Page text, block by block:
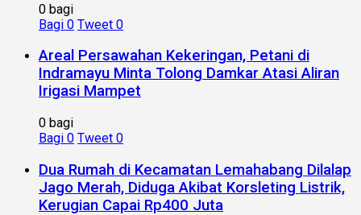
0 bagi
Bagi 0 Tweet 0
Areal Persawahan Kekeringan, Petani di
Indramayu Minta Tolong Damkar Atasi Aliran
Irigasi Mampet
0 bagi
Bagi 0 Tweet 0
Dua Rumah di Kecamatan Lemahabang Dilalap
Jago Merah, Diduga Akibat Korsleting Listrik,
Kerugian Capai Rp400 Juta